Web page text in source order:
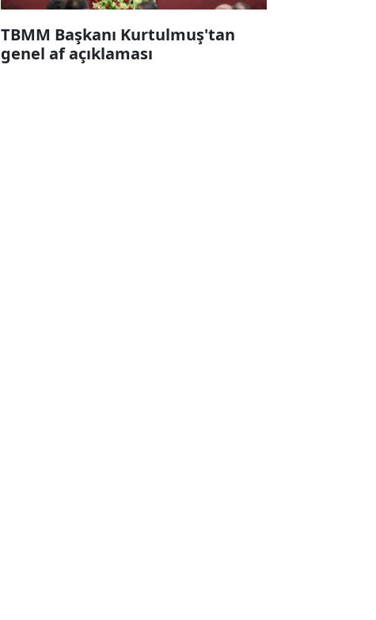
TBMM Başkanı Kurtulmuş'tan
genel af açıklaması